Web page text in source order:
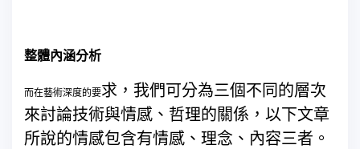
整體內涵分析
而在藝術深度的要求，我們可分為三個不同的層次
來討論技術與情感、哲理的關係，以下文章
所說的情感包含有情感、理念、內容三者。